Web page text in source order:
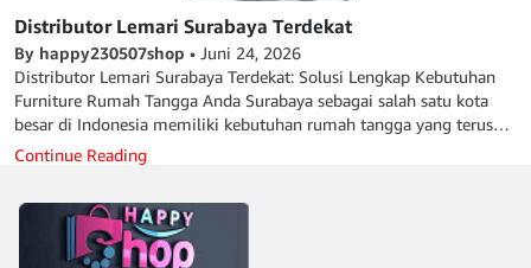
Distributor Lemari Surabaya Terdekat
By happy230507shop • Juni 24, 2026
Distributor Lemari Surabaya Terdekat: Solusi Lengkap Kebutuhan
Furniture Rumah Tangga Anda Surabaya sebagai salah satu kota
besar di Indonesia memiliki kebutuhan rumah tangga yang terus
berkembang, termasuk kebutuhan akan lemari sebagai furnitur
penting di rumah, apartemen, hingga ruang usaha. Banyak orang
ingin membeli lemari berkualitas tanpa harus berpindah dari satu
tempat ke tempat lain. Dalam proses pencarian tersebut, kehadiran
Continue Reading